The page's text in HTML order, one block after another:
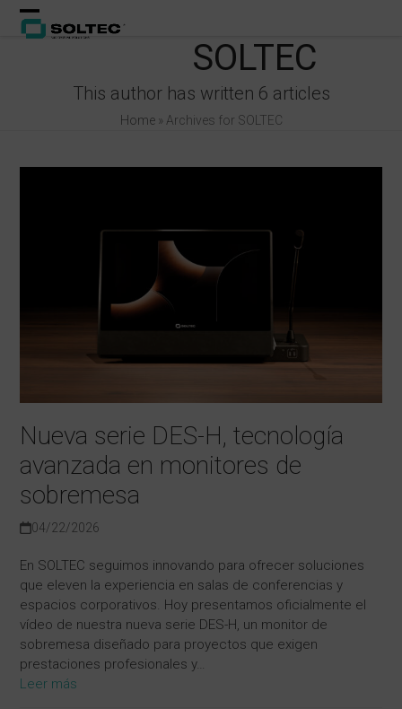
Skip
Open
Close
SOLTEC
This author has written 6 articles
Home» Archives for SOLTEC
Nueva serie DES-H, tecnología
avanzada en monitores de
sobremesa
04/22/2026
En SOLTEC seguimos innovando para ofrecer soluciones
que eleven la experiencia en salas de conferencias y
espacios corporativos. Hoy presentamos oficialmente el
vídeo de nuestra nueva serie DES-H, un monitor de
sobremesa diseñado para proyectos que exigen
prestaciones profesionales y…
Leer más